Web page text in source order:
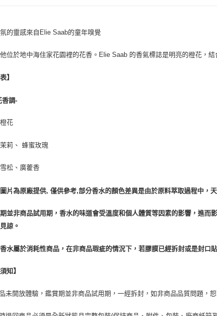
的靈感來自Elie Saab的童年嗅覺
位於地中海住家花園裡的花香。Elie Saab 的香氣標誌是明亮的橙花，
】
香調-
橙花
茉莉、 蜂蜜玫瑰
雪松、廣藿香
片為原廠提供, 僅供參考,部分香水的顏色差異是由於原料萃取過程中，
並非商品試用期，香水的味道會受溫度和個人體質等因素的影響，進而
諒。
水屬於消耗性商品，在非商品瑕疵的情況下，若膠膜已經拆封或是封口
知】
未開放體驗，鑑賞期並非商品試用期，一經拆封，如非商品品質問題，恕